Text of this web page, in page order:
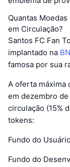
Quantas
em Circulação?
Santos FC Fan
implantado na
famosa por sua
A oferta máxima
em dezembro de
circulação (15%
tokens:
Fundo do
Fundo do